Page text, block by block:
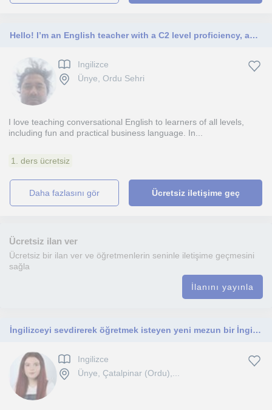
Hello! I’m an English teacher with a C2 level proficiency, and I’ve been passionate about teaching since 1999.
Ingilizce
Ünye, Ordu Sehri
I love teaching conversational English to learners of all levels,
including fun and practical business language. In...
1. ders ücretsiz
daha fazlasını gör Ücretsiz iletişime geç
Ücretsiz ilan ver
Ücretsiz bir ilan ver ve öğretmenlerin seninle iletişime geçmesini
sağla
İlanını yayınla
İngilizceyi sevdirerek öğretmek isteyen yeni mezun bir İngilizce öğretmeni
Ingilizce
Ünye, Çatalpinar (Ordu),...